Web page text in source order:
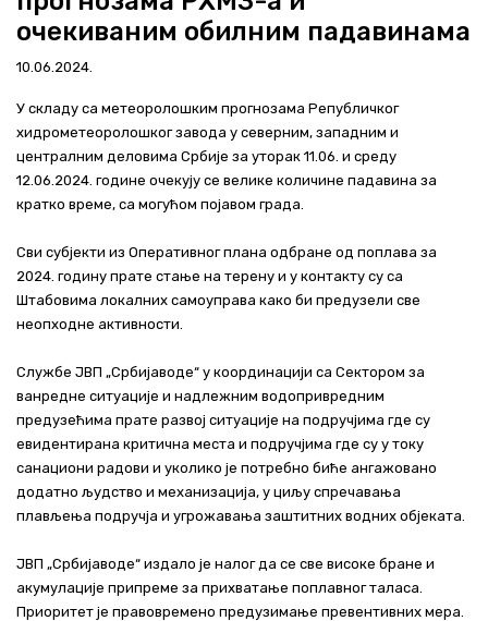
Актуелно
Контакт
+381 11 311 94 00 office@srbijavode.rs
очекиваним обилним падавинама
10.06.2024.
У складу са метеоролошким прогнозама Републичког
хидрометеоролошког завода у северним, западним и
централним деловима Србије за уторак 11.06. и среду
12.06.2024. године очекују се велике количине падавина за
кратко време, са могућом појавом града.
Сви субјекти из Оперативног плана одбране од поплава за
2024. годину прате стање на терену и у контакту су са
Штабовима локалних самоуправа како би предузели све
неопходне активности.
Службе ЈВП „Србијаводе“ у координацији са Сектором за
ванредне ситуације и надлежним водопривредним
предузећима прате развој ситуације на подручјима где су
евидентирана критична места и подручјима где су у току
санациони радови и уколико је потребно биће ангажовано
додатно људство и механизација, у циљу спречавања
плављења подручја и угрожавања заштитних водних објеката.
ЈВП „Србијаводе“ издало је налог да се све високе бране и
акумулације припреме за прихватање поплавног таласа.
Приоритет је правовремено предузимање превентивних мера.